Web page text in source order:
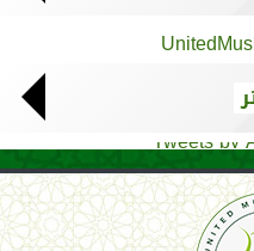
Tweets by